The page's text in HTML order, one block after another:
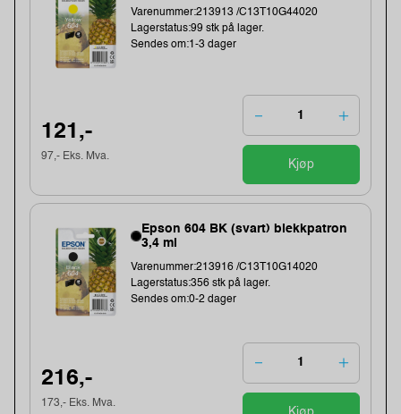
Varenummer:213913 /C13T10G44020
Lagerstatus:99 stk på lager.
Sendes om:1-3 dager
121,-
97,- Eks. Mva.
Kjøp
Epson 604 BK (svart) blekkpatron
3,4 ml
Varenummer:213916 /C13T10G14020
Lagerstatus:356 stk på lager.
Sendes om:0-2 dager
216,-
173,- Eks. Mva.